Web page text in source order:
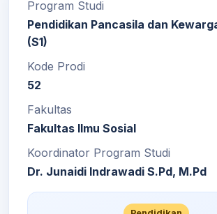
Program Studi
Pendidikan Pancasila dan
(S1)
Kode Prodi
52
Fakultas
Fakultas Ilmu Sosial
Koordinator Program Studi
Dr. Junaidi Indrawadi S.Pd, M.Pd